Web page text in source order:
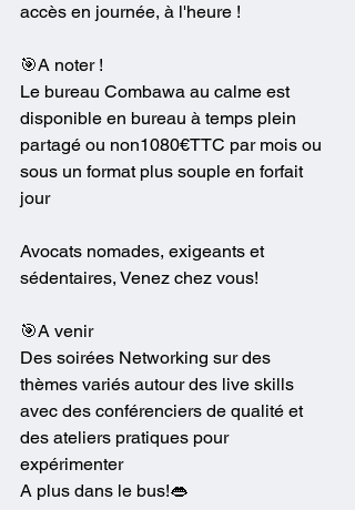
accès en journée, à l'heure !
🎯A noter !
Le bureau Combawa au calme est
disponible en bureau à temps plein
partagé ou non1080€TTC par mois ou
sous un format plus souple en forfait
jour
Avocats nomades, exigeants et
sédentaires, Venez chez vous!
🎯A venir
Des soirées Networking sur des
thèmes variés autour des live skills
avec des conférenciers de qualité et
des ateliers pratiques pour
expérimenter
A plus dans le bus!👄